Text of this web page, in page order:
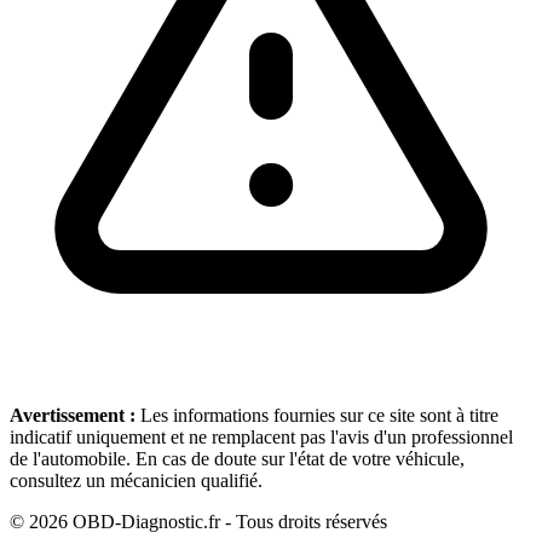
Avertissement : Les informations fournies sur ce site sont à titre
indicatif uniquement et ne remplacent pas l'avis d'un professionnel
de l'automobile. En cas de doute sur l'état de votre véhicule,
consultez un mécanicien qualifié.
© 2026 OBD-Diagnostic.fr - Tous droits réservés